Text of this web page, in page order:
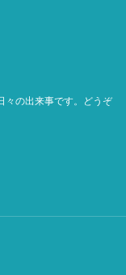
々の出来事です。どうぞ